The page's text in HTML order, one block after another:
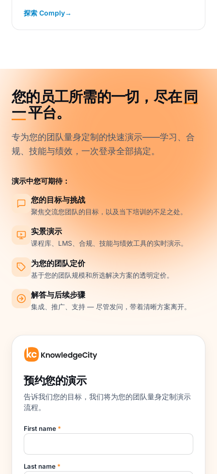
探索 Comply→
您的员工所需的一切，尽在同
一平台。
专为您的团队量身定制的快速演示——学习、合
规、技能与绩效，一次登录全部搞定。
演示中您可期待：
您的目标与挑战
聚焦交流您团队的目标，以及当下培训的不足之处。
实景演示
课程库、LMS、合规、技能与绩效工具的实时演示。
为您的团队定价
基于您的团队规模和所选解决方案的透明定价。
解答与后续步骤
集成、推广、支持 — 尽管发问，带着清晰方案离开。
预约您的演示
告诉我们您的目标，我们将为您的团队量身定制演示
流程。
First name *
Last name *